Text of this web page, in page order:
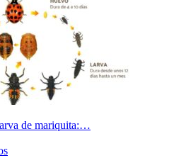
de mariquita:…